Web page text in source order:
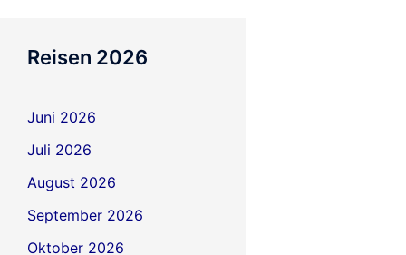
Reisen 2026
Juni 2026
Juli 2026
August 2026
September 2026
Oktober 2026